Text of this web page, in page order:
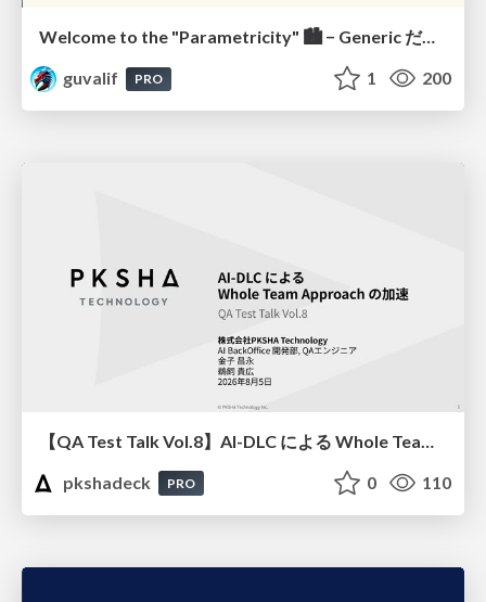
Welcome to the "Parametricity" 🏙️ − Generic だけど Specific な世界 −
guvalif
PRO 1 200
pkshadeck
PRO 0 110